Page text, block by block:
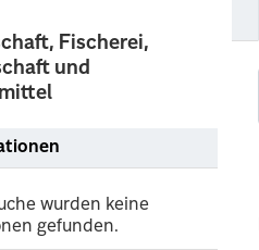
Fischerei,
und
wurden keine
gefunden.